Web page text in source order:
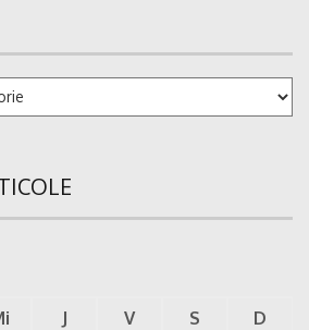
J V S
D